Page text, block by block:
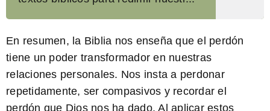
En resumen, la Biblia nos enseña que el perdón
tiene un poder transformador en nuestras
relaciones personales. Nos insta a perdonar
repetidamente, ser compasivos y recordar el
perdón que Dios nos ha dado. Al aplicar estos